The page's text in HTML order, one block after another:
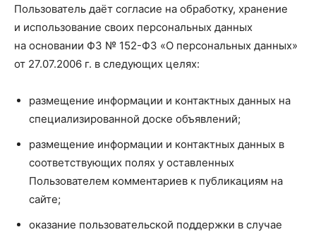
Пользователь даёт согласие на обработку, хранение
и использование своих персональных данных
на основании ФЗ № 152-ФЗ «О персональных данных»
от 27.07.2006 г. в следующих целях:
размещение информации и контактных данных на
специализированной доске объявлений;
размещение информации и контактных данных в
соответствующих полях у оставленных
Пользователем комментариев к публикациям на
сайте;
оказание пользовательской поддержки в случае